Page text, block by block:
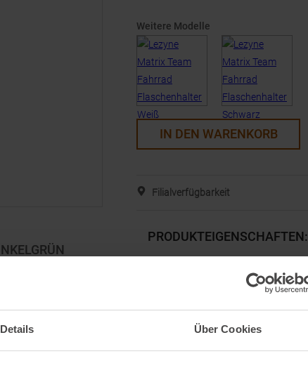
Details Über Cookies
Weitere Modelle
IN DEN WARENKORB
Filialverfügbarkeit
PRODUKTEIGENSCHAFTEN:
Original Farbbezeichnung: